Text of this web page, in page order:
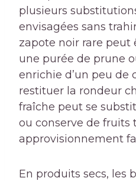
plusieurs
envisagées sans
zapote noir rare peut
une purée de prune
enrichie d’un peu de
restituer la rondeur
fraîche peut se
ou conserve de fruits
approvisionnement
En produits secs, les